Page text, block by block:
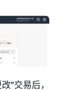
”交易后，